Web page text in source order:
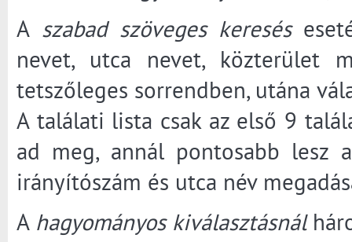
A szabad szöveges keresés
nevet, utca nevet, közterület
tetszőleges sorrendben, utána
A találati lista csak az első 9
ad meg, annál pontosabb lesz
irányítószám és utca név
A hagyományos kiválasztásnál